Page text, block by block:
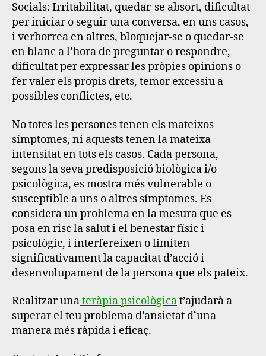
Socials: Irritabilitat, quedar-se absort, dificultat
per iniciar o seguir una conversa, en uns casos,
i verborrea en altres, bloquejar-se o quedar-se
en blanc a l’hora de preguntar o respondre,
dificultat per expressar les pròpies opinions o
fer valer els propis drets, temor excessiu a
possibles conflictes, etc.
No totes les persones tenen els mateixos
símptomes, ni aquests tenen la mateixa
intensitat en tots els casos. Cada persona,
segons la seva predisposició biològica i/o
psicològica, es mostra més vulnerable o
susceptible a uns o altres símptomes. Es
considera un problema en la mesura que es
posa en risc la salut i el benestar físic i
psicològic, i interfereixen o limiten
significativament la capacitat d’acció i
desenvolupament de la persona que els pateix.
Realitzar unateràpia psicològicat’ajudarà a
superar el teu problema d’ansietat d’una
manera més ràpida i eficaç.